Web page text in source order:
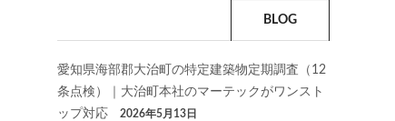
BLOG
愛知県海部郡大治町の特定建築物定期調査（12
条点検）｜大治町本社のマーテックがワンスト
ップ対応
2026年5月13日